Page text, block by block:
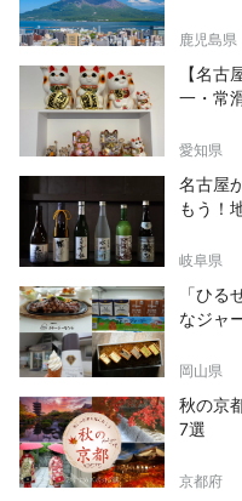
鹿児島県
【名
一・常
愛知県
名古屋
もう！
岐阜県
「ひ
なジャ
岡山県
秋の京
7選
京都府